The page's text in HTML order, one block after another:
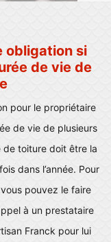
obligation si
de vie de
pour le propriétaire
de vie de plusieurs
de toiture doit être la
dans l’année. Pour
pouvez le faire
à un prestataire
Franck pour lui